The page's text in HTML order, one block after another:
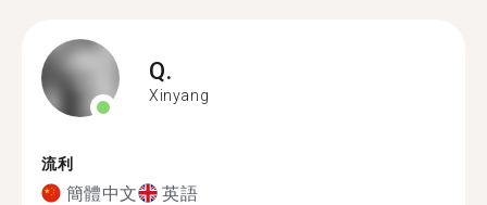
Q.
Xinyang
流利
簡體中文 英語